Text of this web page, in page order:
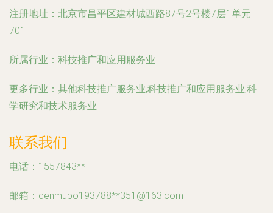
注册地址： 北京市昌平区建材城西路87号2号楼7层1单元
701
所属行业： 科技推广和应用服务业
更多行业： 其他科技推广服务业,科技推广和应用服务业,科
学研究和技术服务业
联系我们
电话：1557843**
邮箱：cenmupo193788**351@163.com